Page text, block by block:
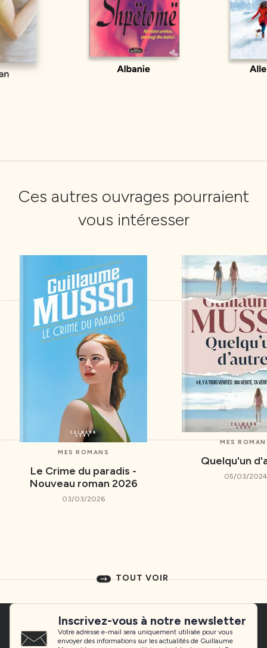
Ces autres ouvrages pourraient
vous intéresser
MES ROMANS
Le Crime du paradis -
Nouveau roman 2026
03/03/2026
MES
Quelqu'un
05/03/2024
TOUT VOIR
Inscrivez-vous à notre newsletter
Votre adresse e-mail sera uniquement utilisée pour vous
envoyer des informations sur les actualités de Guillaume